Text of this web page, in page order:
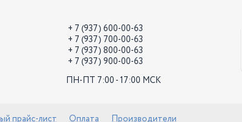
+ 7 (937) 600-00-63
+ 7 (937) 700-00-63
+ 7 (937) 800-00-63
+ 7 (937) 900-00-63
ПН-ПТ 7:00 - 17:00 МСК
прайс-лист Оплата Производители